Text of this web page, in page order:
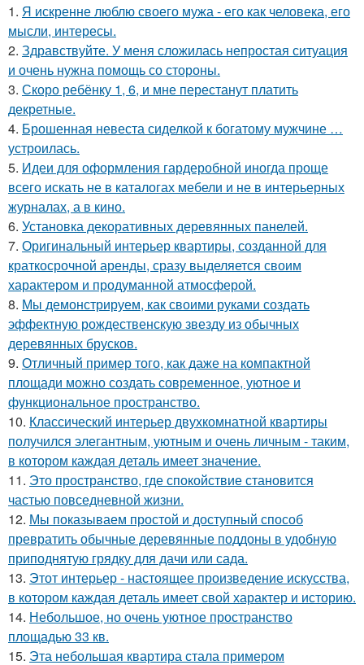
1. Я искренне люблю своего мужа - его как человека, его
мысли, интересы.
2. Здравствуйте. У меня сложилась непростая ситуация
и очень нужна помощь со стороны.
3. Скоро ребёнку 1, 6, и мне перестанут платить
декретные.
4. Брошенная невеста сиделкой к богатому мужчине …
устроилась.
5. Идеи для оформления гардеробной иногда проще
всего искать не в каталогах мебели и не в интерьерных
журналах, а в кино.
6. Установка декоративных деревянных панелей.
7. Оригинальный интерьер квартиры, созданной для
краткосрочной аренды, сразу выделяется своим
характером и продуманной атмосферой.
8. Мы демонстрируем, как своими руками создать
эффектную рождественскую звезду из обычных
деревянных брусков.
9. Отличный пример того, как даже на компактной
площади можно создать современное, уютное и
функциональное пространство.
10. Классический интерьер двухкомнатной квартиры
получился элегантным, уютным и очень личным - таким,
в котором каждая деталь имеет значение.
11. Это пространство, где спокойствие становится
частью повседневной жизни.
12. Мы показываем простой и доступный способ
превратить обычные деревянные поддоны в удобную
приподнятую грядку для дачи или сада.
13. Этот интерьер - настоящее произведение искусства,
в котором каждая деталь имеет свой характер и историю.
14. Небольшое, но очень уютное пространство
площадью 33 кв.
15. Эта небольшая квартира стала примером